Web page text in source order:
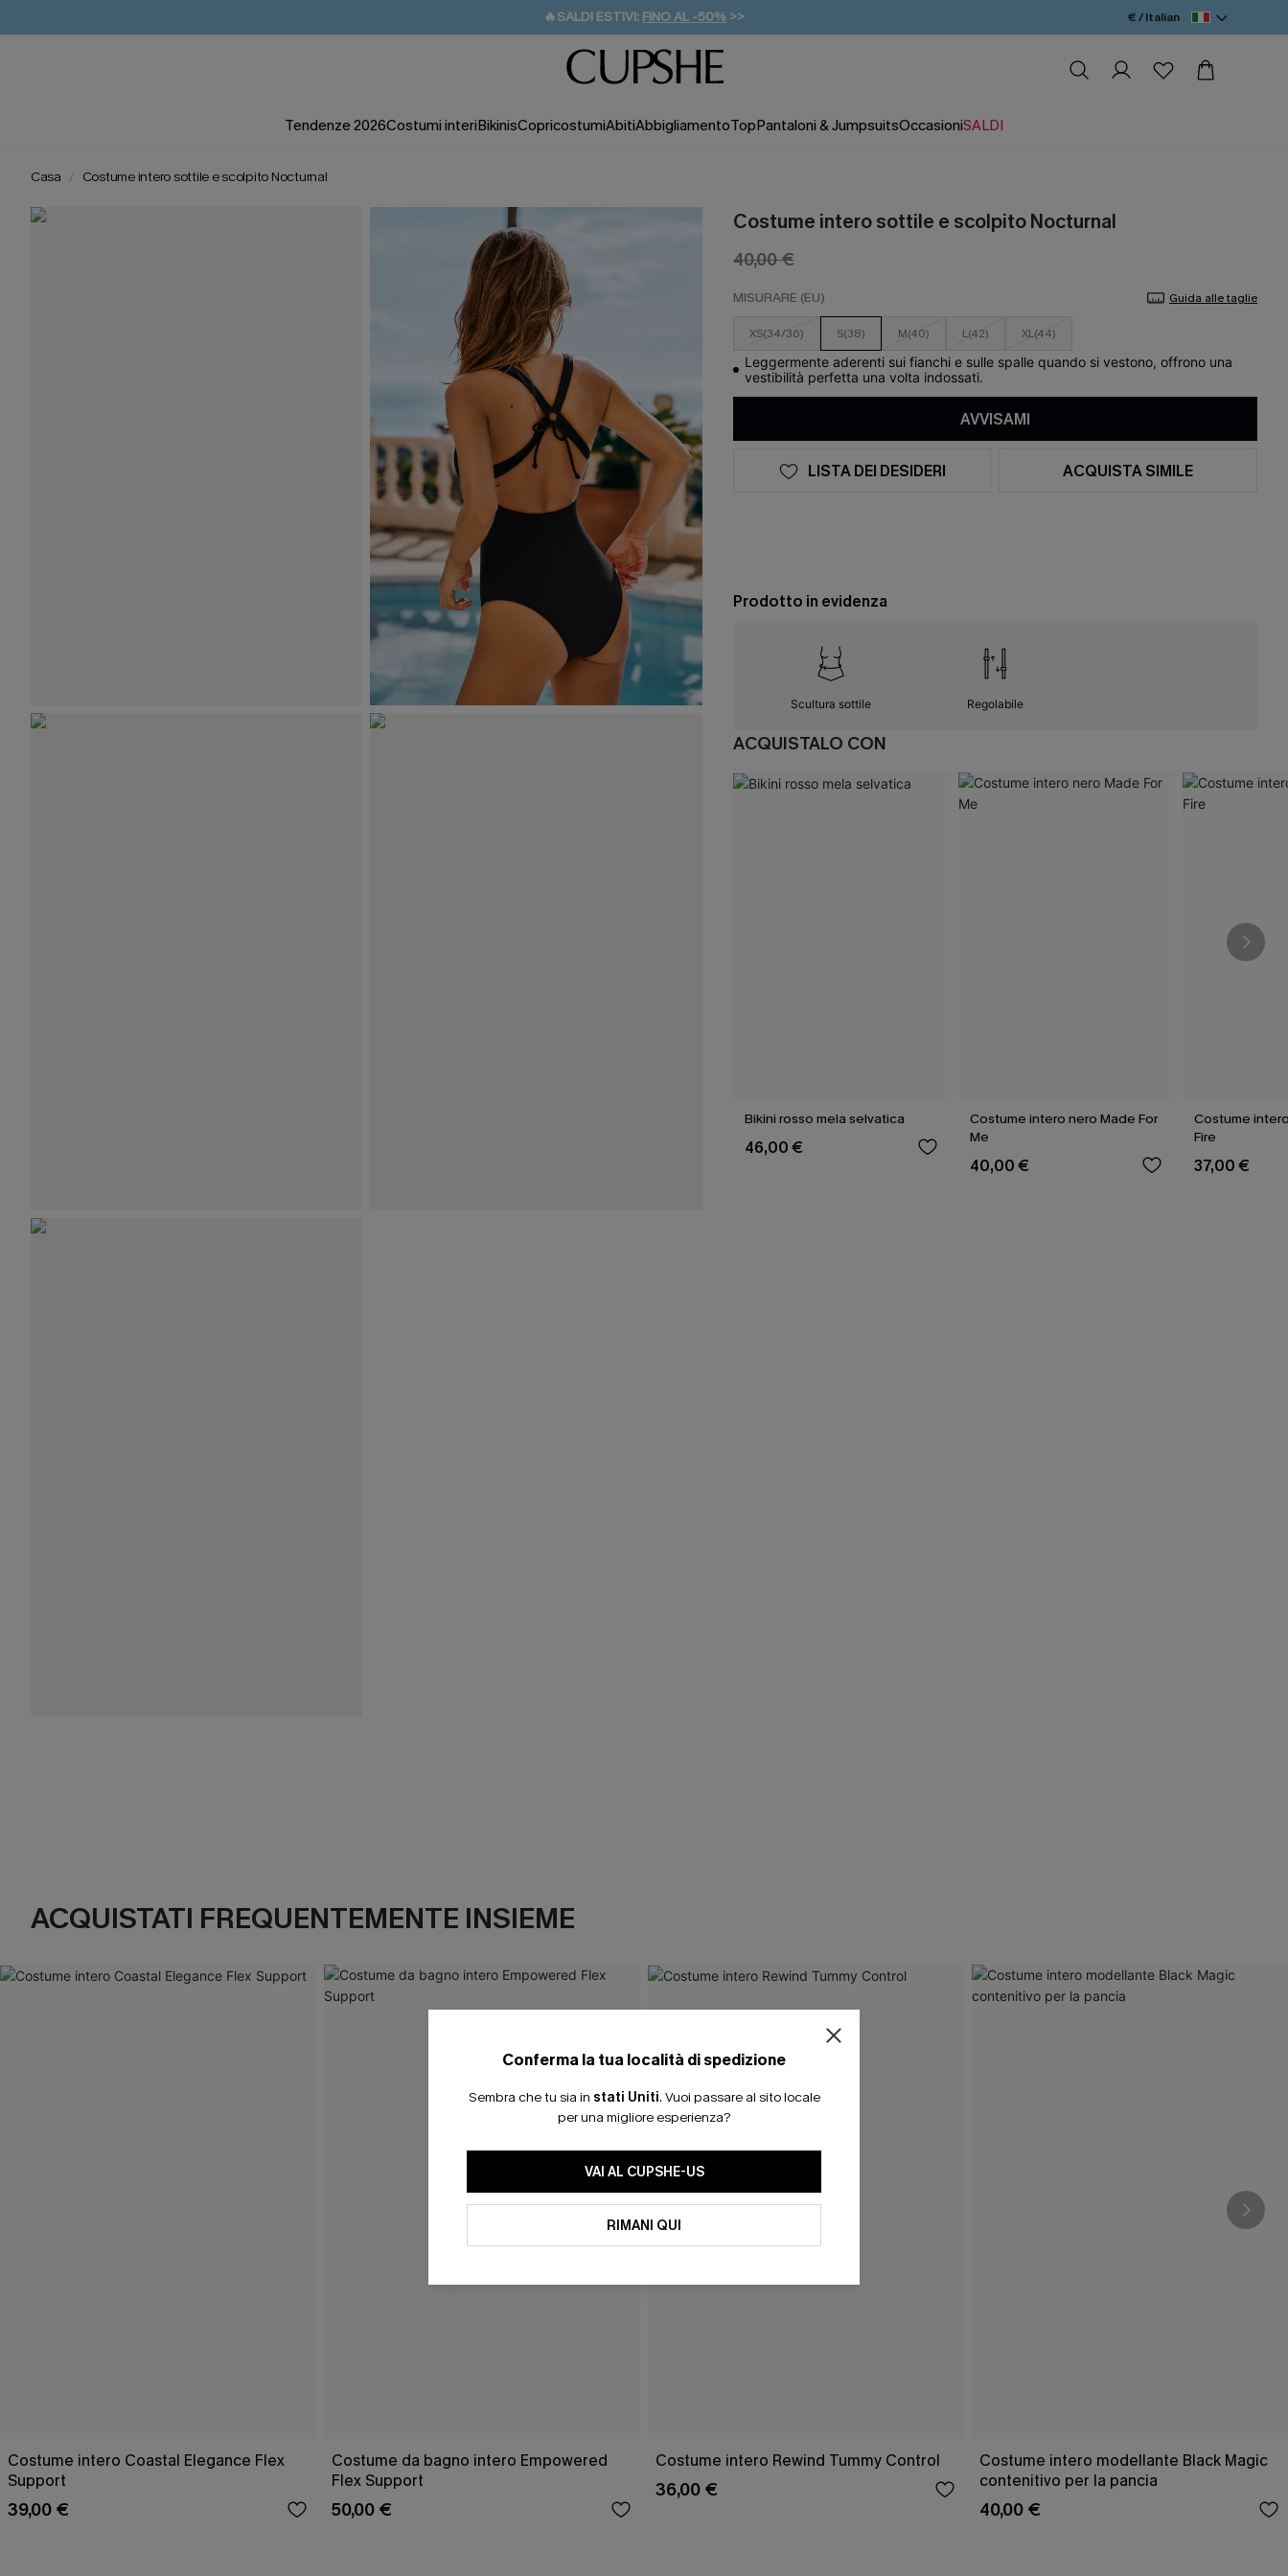
🔥SALDI ESTIVI: FINO AL -50% >>
🚚SPEDIZIONE GRATUITA DA 49€
💌REGALO PER I NUOVI: 20% DI SCONTO*
€ / Italian
Tendenze 2026Costumi interiBikinisCopricostumiAbitiAbbigliamentoTopPantaloni & JumpsuitsOccasioniSALDI
Casa Costume intero sottile e scolpito Nocturnal
Costume intero sottile e scolpito Nocturnal
40,00 €
MISURARE (EU) Guida alle taglie
XS(34/36) S(38) M(40) L(42) XL(44)
Leggermente aderenti sui fianchi e sulle spalle quando si vestono, offrono una
vestibilità perfetta una volta indossati.
AVVISAMI
LISTA DEI DESIDERI ACQUISTA SIMILE
Prodotto in evidenza
Scultura sottile Regolabile
ACQUISTALO CON
Bikini rosso mela selvatica
46,00 €
Costume intero nero Made For
Me
40,00 €
Costume
Fire
37,00 €
ACQUISTATI FREQUENTEMENTE INSIEME
Costume intero Coastal Elegance Flex
Support
39,00 €
Costume da bagno intero Empowered
Flex Support
50,00 €
Costume intero Rewind Tummy Control
36,00 €
Costume intero modellante Black Magic
contenitivo per la pancia
40,00 €
Conferma la tua località di spedizione
Sembra che tu sia in stati Uniti. Vuoi passare al sito locale
per una migliore esperienza?
VAI AL CUPSHE-US
RIMANI QUI